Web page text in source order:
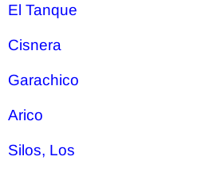
El Tanque
Cisnera
Garachico
Arico
Silos, Los